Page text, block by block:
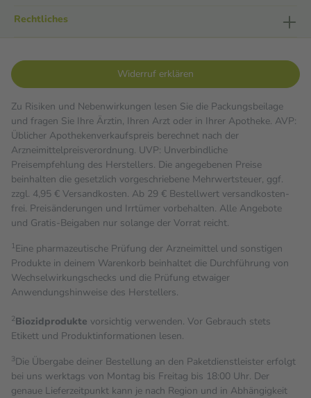
Rechtliches
Widerruf erklären
Zu Risiken und Nebenwirkungen lesen Sie die Packungsbeilage
und fragen Sie Ihre Ärztin, Ihren Arzt oder in Ihrer Apotheke. AVP:
Üblicher Apothekenverkaufspreis berechnet nach der
Arzneimittelpreisverordnung. UVP: Unverbindliche
Preisempfehlung des Herstellers. Die angegebenen Preise
beinhalten die gesetzlich vorgeschriebene Mehrwertsteuer, ggf.
zzgl. 4,95 € Versandkosten. Ab 29 € Bestell­wert versand­kosten­
frei. Preisänderungen und Irrtümer vorbehalten. Alle Angebote
und Gratis-Beigaben nur solange der Vorrat reicht.
1Eine pharmazeutische Prüfung der Arzneimittel und sonstigen
Produkte in deinem Warenkorb beinhaltet die Durchführung von
Wechselwirkungschecks und die Prüfung etwaiger
Anwendungshinweise des Herstellers.
2Biozidprodukte vorsichtig verwenden. Vor Gebrauch stets
Etikett und Produktinformationen lesen.
3Die Übergabe deiner Bestellung an den Paketdienstleister erfolgt
bei uns werktags von Montag bis Freitag bis 18:00 Uhr. Der
genaue Lieferzeitpunkt kann je nach Region und in Abhängigkeit